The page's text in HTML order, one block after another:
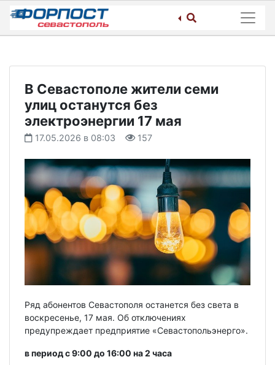
Skip
content
В Севастополе жители семи
улиц останутся без
электроэнергии 17 мая
17.05.2026 в 08:03 157
Ряд абонентов Севастополя останется без света в
воскресенье, 17 мая. Об отключениях
предупреждает предприятие «Севастопольэнерго».
в период с 9:00 до 16:00 на 2 часа